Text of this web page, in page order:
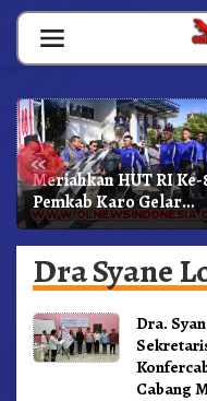
Skip
content
«
Meriahkan HUT RI Ke-
Pemkab Karo Gelar
Gerak Jalan
Kemerdekaan.!
Dra Syane
Dra.
Cabang